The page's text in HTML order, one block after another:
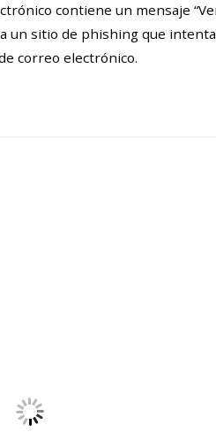
contiene un mensaje
un sitio de phishing que
correo electrónico.